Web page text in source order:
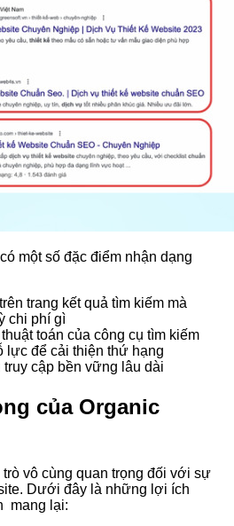
một số đặc điểm nhận dạng
trang kết quả tìm kiếm mà
chi phí gì
toán của công cụ tìm kiếm
lực để cải thiện thứ hạng
cập bền vững lâu dài
của Organic
vô cùng quan trọng đối với sự
Dưới đây là những lợi ích
mang lại: